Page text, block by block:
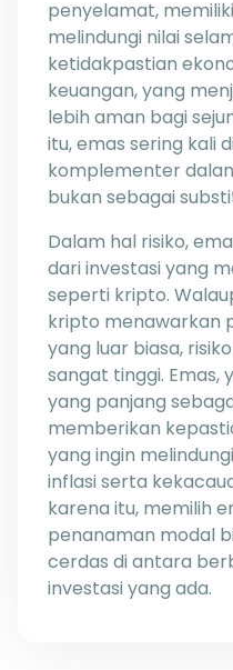
penyelamat,
melindungi nilai
ketidakpastian
keuangan, yang
lebih aman bagi
itu, emas sering kali
komplementer
bukan sebagai
Dalam hal risiko,
dari investasi yang
seperti kripto.
kripto menawarkan
yang luar biasa,
sangat tinggi. Emas,
yang panjang
memberikan
yang ingin
inflasi serta
karena itu, memilih
penanaman modal
cerdas di antara
investasi yang ada.